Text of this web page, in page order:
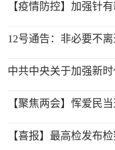
【疫情防控】加强针
12号通告：非必要不
中共中央关于加强新
【聚焦两会】恽爱民
【喜报】最高检发布